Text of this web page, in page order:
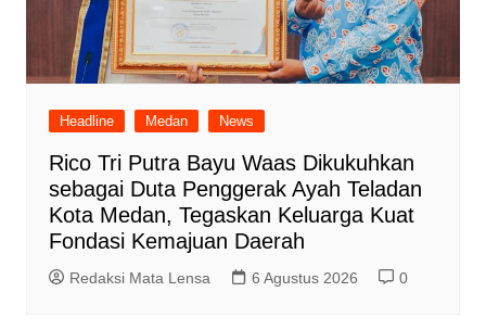
Headline Medan News
Rico Tri Putra Bayu Waas Dikukuhkan
sebagai Duta Penggerak Ayah Teladan
Kota Medan, Tegaskan Keluarga Kuat
Fondasi Kemajuan Daerah
Redaksi Mata Lensa 6 Agustus 2026 0